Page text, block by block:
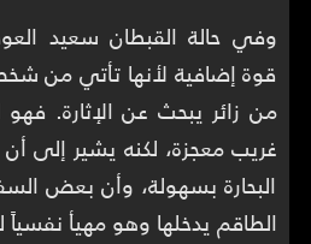
وفي حالة القبطان سعيد
قوة إضافية لأنها تأتي من
من زائر يبحث عن الإثارة.
غريب معجزة، لكنه يشير إلى
البحارة بسهولة، وأن بعض
الطاقم يدخلها وهو مهيأ